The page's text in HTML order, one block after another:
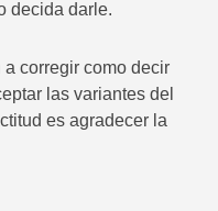
decida darle.
corregir como decir
las variantes del
es agradecer la